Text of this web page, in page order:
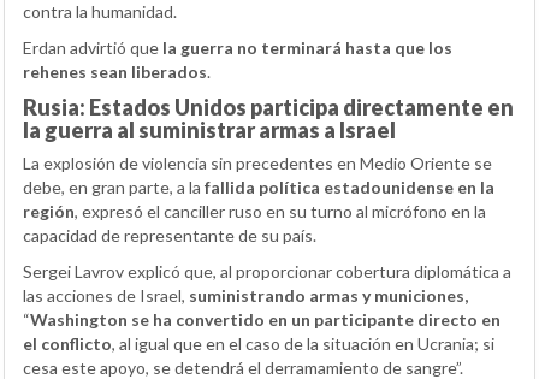
contra la humanidad.
Erdan advirtió que la guerra no terminará hasta que los
rehenes sean liberados.
Rusia: Estados Unidos participa directamente en
la guerra al suministrar armas a Israel
La explosión de violencia sin precedentes en Medio Oriente se
debe, en gran parte, a la fallida política estadounidense en la
región, expresó el canciller ruso en su turno al micrófono en la
capacidad de representante de su país.
Sergei Lavrov explicó que, al proporcionar cobertura diplomática a
las acciones de Israel, suministrando armas y municiones,
“Washington se ha convertido en un participante directo en
el conflicto, al igual que en el caso de la situación en Ucrania; si
cesa este apoyo, se detendrá el derramamiento de sangre”.